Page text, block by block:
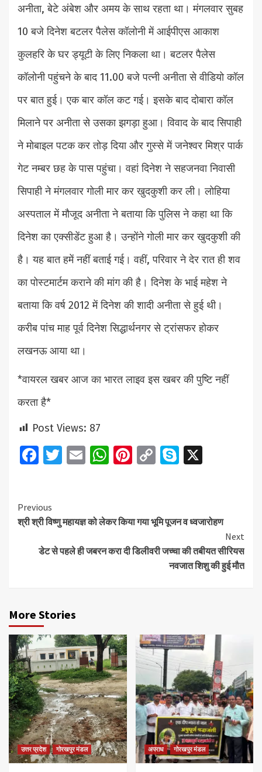
अनीता, बेटे अंबेश और अमय के साथ रहता था। मंगलवार सुबह
10 बजे दिनेश बटलर पैलेस कॉलोनी में आईपीएस आकाश
कुलहरि के घर ड्यूटी के लिए निकला था। बटलर पैलेस
कॉलोनी पहुंचने के बाद 11.00 बजे पत्नी अनीता से वीडियो कॉल
पर बात हुई। एक बार कॉल कट गई। इसके बाद दोबारा कॉल
मिलाने पर अनीता से उसका झगड़ा हुआ। विवाद के बाद सिपाही
ने मोबाइल पटक कर तोड़ दिया और गुस्से में जनेश्वर मिश्र पार्क
गेट नम्बर छह के पास पहुंचा। वहां दिनेश ने सहजनवा निवासी
सिपाही ने मंगलवार गोली मार कर खुदकुशी कर ली। लोहिया
अस्पताल में मौजूद अनीता ने बताया कि पुलिस ने कहा था कि
दिनेश का एक्सीडेंट हुआ है। उन्होंने गोली मार कर खुदकुशी की
है। यह बात हमें नहीं बताई गई। वहीं, परिवार ने देर रात ही शव
का पोस्टमार्टम कराने की मांग की है। दिनेश के भाई महेश ने
बताया कि वर्ष 2012 में दिनेश की शादी अनीता से हुई थी।
करीब पांच माह पूर्व दिनेश सिद्धार्थनगर से ट्रांसफर होकर
लखनऊ आया था।
*वायरल खबर आज का भारत लाइव इस खबर की पुष्टि नहीं
करता है*
Post Views: 87
Facebook
Twitter
EmailWhatsApp
Pinterest
CopySkype
Continue
Reading
Previous
श्री श्री विष्णु महायज्ञ को लेकर किया गया भूमि पूजन व ध्वजारोहण
Next
डेट से पहले ही जबरन करा दी डिलीवरी जच्चा की तबीयत सीरियस
नवजात शिशु की हुई मौत
More Stories
उत्तर प्रदेश गोरखपुर मंडल अपराध गोरखपुर मंडल